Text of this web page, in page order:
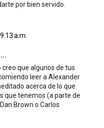
por bien servido.
a.m.
creo que algunos de tus
leer a Alexander
acerca de lo que
que tenemos (a parte de
Brown o Carlos